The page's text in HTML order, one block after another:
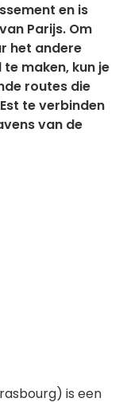
en is
Parijs. Om
het andere
maken, kun je
routes die
te verbinden
van de
is een